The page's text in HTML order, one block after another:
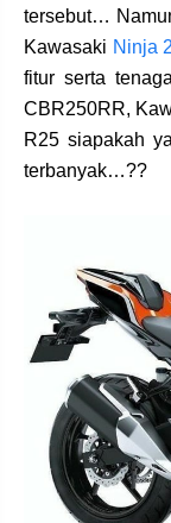
tersebut…
Kawasaki Ninja
fitur serta
CBR250RR,
R25 siapakah
terbanyak…??